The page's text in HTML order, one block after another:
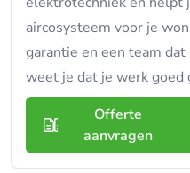
aircosysteem voor je
garantie en een team dat
weet je dat je werk goed
Offerte
aanvragen